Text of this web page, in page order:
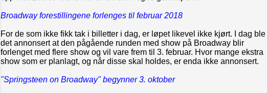
Broadway forestillingene forlenges til februar 2018
For de som ikke fikk tak i billetter i dag, er løpet likevel ikke kjørt. I dag ble
det annonsert at den pågående runden med show på Broadway blir
forlenget med flere show og vil vare frem til 3. februar. Hvor mange ekstra
show som er planlagt, og når disse skal holdes, er enda ikke annonsert.
"Springsteen on Broadway" begynner 3. oktober